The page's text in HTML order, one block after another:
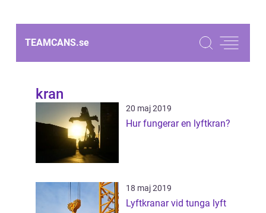
TEAMCANS.se
kran
20 maj 2019
Hur fungerar en lyftkran?
18 maj 2019
Lyftkranar vid tunga lyft